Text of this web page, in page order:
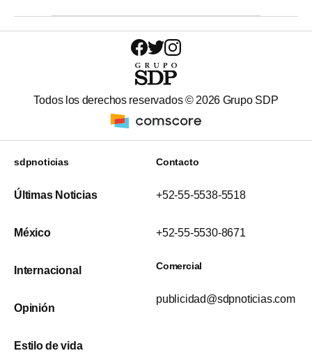
Todos los derechos reservados © 2026 Grupo SDP
sdpnoticias
Últimas Noticias
México
Internacional
Opinión
Estilo de vida
Contacto
+52-55-5538-5518
+52-55-5530-8671
Comercial
publicidad@sdpnoticias.com